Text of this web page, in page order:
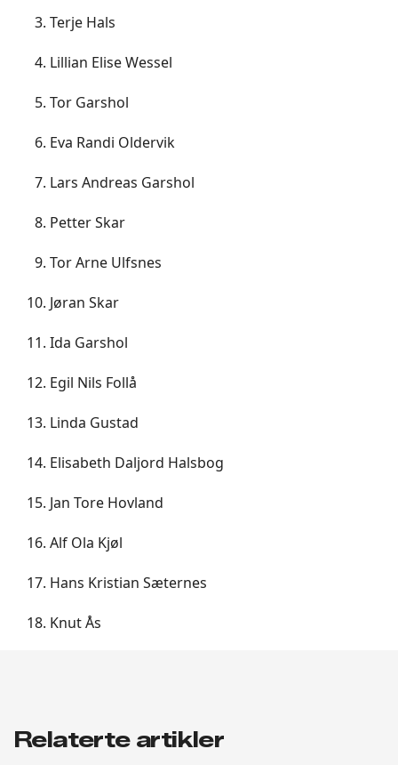
Terje Hals
Lillian Elise Wessel
Tor Garshol
Eva Randi Oldervik
Lars Andreas Garshol
Petter Skar
Tor Arne Ulfsnes
Jøran Skar
Ida Garshol
Egil Nils Follå
Linda Gustad
Elisabeth Daljord Halsbog
Jan Tore Hovland
Alf Ola Kjøl
Hans Kristian Sæternes
Knut Ås
Relaterte artikler